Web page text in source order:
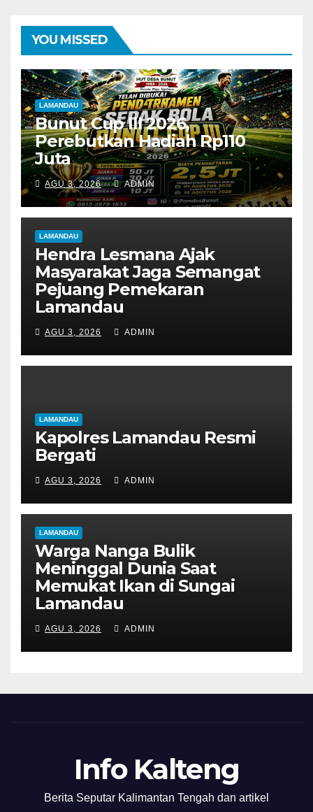
YOU MISSED
LAMANDAU
Bunut Cup III 2026,
Perebutkan Hadiah Rp110
Juta
AGU 3, 2026 ADMIN
LAMANDAU
Hendra Lesmana Ajak
Masyarakat Jaga Semangat
Pejuang Pemekaran
Lamandau
AGU 3, 2026 ADMIN
LAMANDAU
Kapolres Lamandau Resmi
Bergati
AGU 3, 2026 ADMIN
LAMANDAU
Warga Nanga Bulik
Meninggal Dunia Saat
Memukat Ikan di Sungai
Lamandau
AGU 3, 2026 ADMIN
Info Kalteng
Berita Seputar Kalimantan Tengah dan artikel